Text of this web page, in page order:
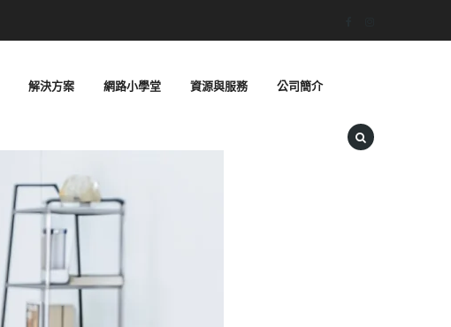
解決方案 網路小學堂 資源與服務 公司簡介